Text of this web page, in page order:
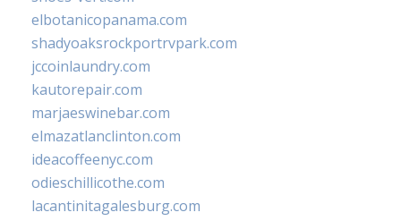
elbotanicopanama.com
shadyoaksrockportrvpark.com
jccoinlaundry.com
kautorepair.com
marjaeswinebar.com
elmazatlanclinton.com
ideacoffeenyc.com
odieschillicothe.com
lacantinitagalesburg.com